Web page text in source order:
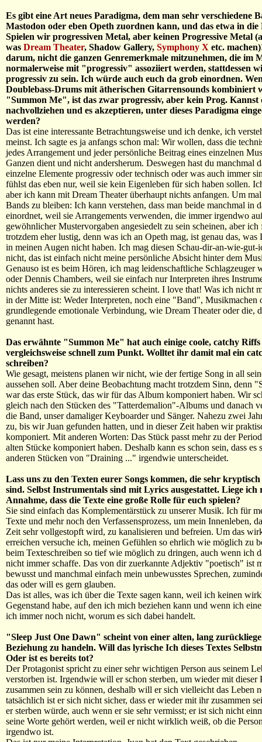
Es gibt eine Art neues Paradigma, dem man sehr verschiedene
Mastodon oder eben Opeth zuordnen kann, und das etwa in
Spielen wir progressiven Metal, aber keinen Progressive Metal
was Dream Theater, Shadow Gallery, Symphony X etc.
darum, nicht die ganzen Genremerkmale mitzunehmen, die im
normalerweise mit "progressiv" assoziiert werden, stattdessen
progressiv zu sein. Ich würde auch euch da grob einordnen.
Doublebass-Drums mit ätherischen Gitarrensounds kombiniert
"Summon Me", ist das zwar progressiv, aber kein Prog. Kannst
nachvollziehen und es akzeptieren, unter dieses Paradigma
werden?
Das ist eine interessante Betrachtungsweise und ich denke, ich
meinst. Ich sagte es ja anfangs schon mal: Wir wollen, dass die
jedes Arrangement und jeder persönliche Beitrag eines einzelnen
Ganzen dient und nicht andersherum. Deswegen hast du manchmal
einzelne Elemente progressiv oder technisch oder was auch immer
fühlst das eben nur, weil sie kein Eigenleben für sich haben sollen.
aber ich kann mit Dream Theater überhaupt nichts anfangen. Um
Bands zu bleiben: Ich kann verstehen, dass man beide manchmal in
einordnet, weil sie Arrangements verwenden, die immer irgendwo
gewöhnlicher Mustervorgaben angesiedelt zu sein scheinen, aber ich
trotzdem eher lustig, denn was ich an Opeth mag, ist genau das, was
in meinen Augen nicht haben. Ich mag diesen Schau-dir-an-wie-gut-
nicht, das ist einfach nicht meine persönliche Absicht hinter dem
Genauso ist es beim Hören, ich mag leidenschaftliche Schlagzeuger
oder Dennis Chambers, weil sie einfach nur Interpreten ihres
nichts anderes sie zu interessieren scheint. I love that! Was ich nicht
in der Mitte ist: Weder Interpreten, noch eine "Band", Musikmachen
grundlegende emotionale Verbindung, wie Dream Theater oder die,
genannt hast.
Das erwähnte "Summon Me" hat auch einige coole, catchy
vergleichsweise schnell zum Punkt. Wolltet ihr damit mal ein
schreiben?
Wie gesagt, meistens planen wir nicht, wie der fertige Song in all
aussehen soll. Aber deine Beobachtung macht trotzdem Sinn, denn
war das erste Stück, das wir für das Album komponiert haben. Wir
gleich nach den Stücken des "Tatterdemalion"-Albums und danach
die Band, unser damaliger Keyboarder und Sänger. Nahezu zwei
zu, bis wir Juan gefunden hatten, und in dieser Zeit haben wir
komponiert. Mit anderen Worten: Das Stück passt mehr zu der
alten Stücke komponiert haben. Deshalb kann es schon sein, dass es
anderen Stücken von "Draining ..." irgendwie unterscheidet.
Lass uns zu den Texten eurer Songs kommen, die sehr
sind. Selbst Instrumentals sind mit Lyrics ausgestattet. Liege
Annahme, dass die Texte eine große Rolle für euch spielen?
Sie sind einfach das Komplementärstück zu unserer Musik. Ich für
Texte und mehr noch den Verfassensprozess, um mein Innenleben,
Zeit sehr vollgestopft wird, zu kanalisieren und befreien. Um das
erreichen versuche ich, meinen Gefühlen so ehrlich wie möglich zu
beim Texteschreiben so tief wie möglich zu dringen, auch wenn ich
nicht immer schaffe. Das von dir zuerkannte Adjektiv "poetisch" ist
bewusst und manchmal einfach mein unbewusstes Sprechen,
das oder will es gern glauben.
Das ist alles, was ich über die Texte sagen kann, weil ich keinen
Gegenstand habe, auf den ich mich beziehen kann und wenn ich
ich immer noch nicht, worum es sich dabei handelt.
"Sleep Just One Dawn" scheint von einer alten, lang
Beziehung zu handeln. Will das lyrische Ich dieses Textes
Oder ist es bereits tot?
Der Protagonist spricht zu einer sehr wichtigen Person aus seinem
verstorben ist. Irgendwie will er schon sterben, um wieder mit dieser
zusammen sein zu können, deshalb will er sich vielleicht das Leben
tatsächlich ist er sich nicht sicher, dass er wieder mit ihr zusammen
er sterben würde, auch wenn er sie sehr vermisst; er ist sich nicht
seine Worte gehört werden, weil er nicht wirklich weiß, ob die
irgendwo ist.